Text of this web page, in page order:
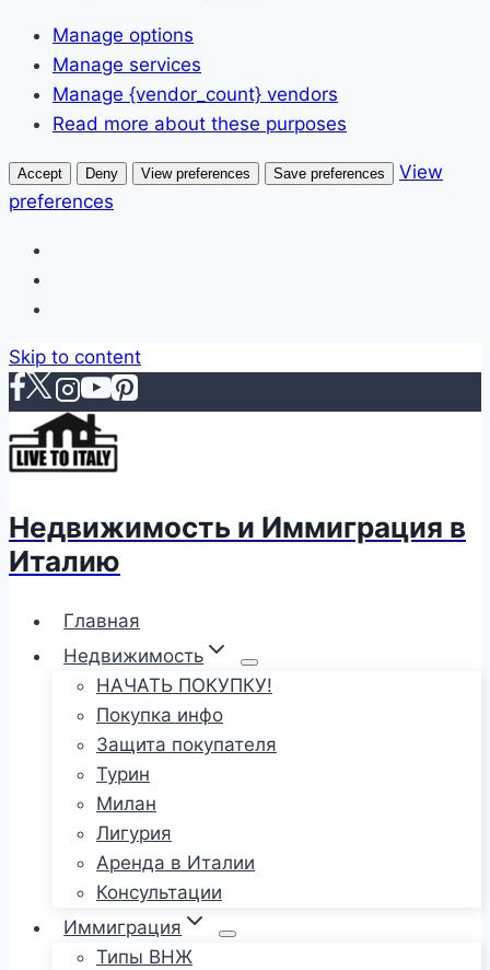
Manage options
Manage services
Manage {vendor_count} vendors
Read more about these purposes
Accept Deny View preferences Save preferences
View
preferences
Skip to content
Недвижимость и Иммиграция в
Италию
Главная
Недвижимость
НАЧАТЬ ПОКУПКУ!
Покупка инфо
Защита покупателя
Турин
Милан
Лигурия
Аренда в Италии
Консультации
Иммиграция
Типы ВНЖ